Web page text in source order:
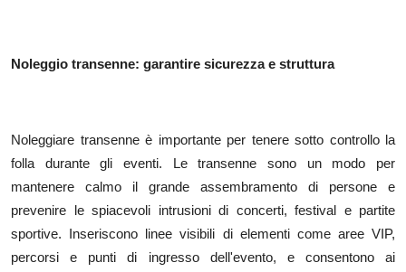
Finance
Tech
Real Estate
Noleggio transenne: garantire sicurezza e struttura
Noleggiare transenne è importante per tenere sotto controllo la
folla durante gli eventi. Le transenne sono un modo per
mantenere calmo il grande assembramento di persone e
prevenire le spiacevoli intrusioni di concerti, festival e partite
sportive. Inseriscono linee visibili di elementi come aree VIP,
percorsi e punti di ingresso dell'evento, e consentono ai